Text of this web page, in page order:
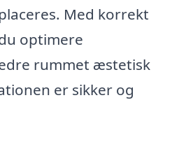
Med korrekt
optimere
rummet æstetisk
er sikker og